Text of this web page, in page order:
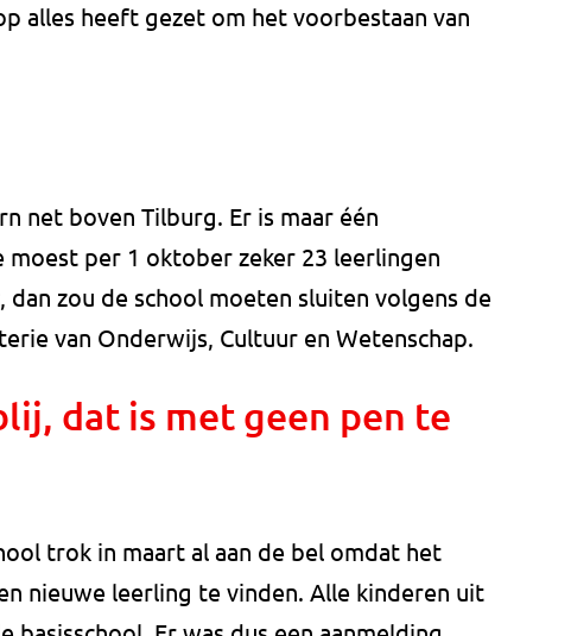
alles heeft gezet om het voorbestaan van
net boven Tilburg. Er is maar één
moest per 1 oktober zeker 23 leerlingen
zou de school moeten sluiten volgens de
van Onderwijs, Cultuur en Wetenschap.
dat is met geen pen te
trok in maart al aan de bel omdat het
nieuwe leerling te vinden. Alle kinderen uit